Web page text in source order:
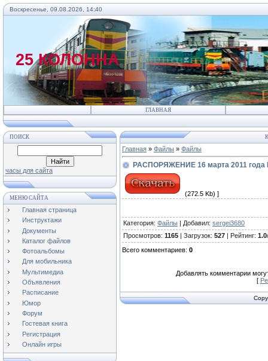
Воскресенье, 09.08.2026, 14:40
25 КОЛОННА
ГЛАВНАЯ
ПОИСК
часы для сайта
МЕНЮ САЙТА
Главная страница
Инструктажи
Документы
Каталог файлов
Фотоальбомы
Для мобильника
Мультимедиа
Объявления
Расписание
Юмор
Форум
Гостевая книга
Регистрация
Онлайн игры
Главная » Файлы » Файлы
РАСПОРЯЖЕНИЕ 16 марта 2011
(272.5 Kb) ]
Категория: Файлы | Добавил: sergei3680
Просмотров: 1165 | Загрузок: 527 | Рейтинг: 1.0/
Всего комментариев: 0
Добавлять комментарии
[